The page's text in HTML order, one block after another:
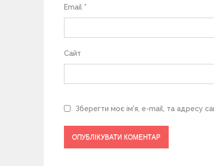
в
Email *
Сайт
Зберегти моє ім'я, e-mail, та адресу